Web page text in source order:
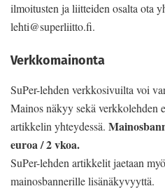
ilmoitusten ja liitteiden osalta ota
lehti@superliitto.fi.
Verkkomainonta
SuPer-lehden verkkosivuilta voi
Mainos näkyy sekä verkkolehden
artikkelin yhteydessä.
euroa / 2 vkoa.
SuPer-lehden artikkelit jaetaan
mainosbannerille lisänäkyvyyttä.